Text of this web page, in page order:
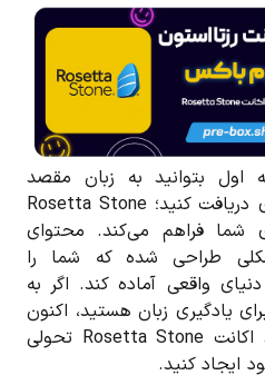
بتوانید به زبان مقصد
صحبت کنید و بازخورد فوری دریافت کنید؛ Rosetta Stone
شما فراهم می‌کند. محتوای
طراحی شده که شما را
واقعی آماده کند. اگر به
یادگیری زبان هستید، اکنون
زمان آن رسیده که با خرید اکانت Rosetta Stone تحولی
ایجاد کنید.